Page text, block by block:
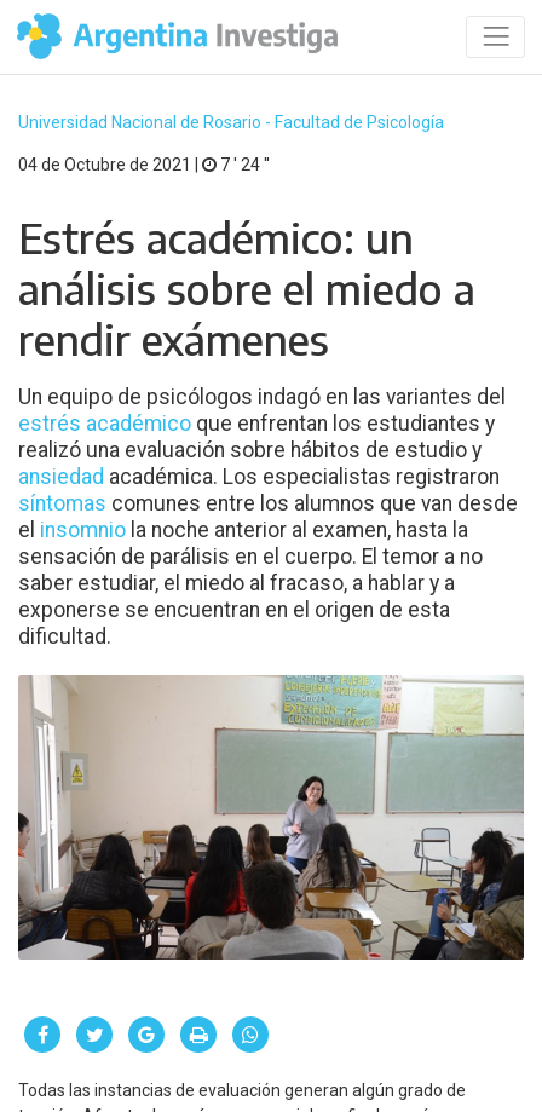
Universidad Nacional de Rosario - Facultad de Psicología
04 de Octubre de 2021 | 7 ′ 24 ′′
Estrés académico: un
análisis sobre el miedo a
rendir exámenes
Un equipo de psicólogos indagó en las variantes del
estrés académico que enfrentan los estudiantes y
realizó una evaluación sobre hábitos de estudio y
ansiedad académica. Los especialistas registraron
síntomas comunes entre los alumnos que van desde
el insomnio la noche anterior al examen, hasta la
sensación de parálisis en el cuerpo. El temor a no
saber estudiar, el miedo al fracaso, a hablar y a
exponerse se encuentran en el origen de esta
dificultad.
Todas las instancias de evaluación generan algún grado de